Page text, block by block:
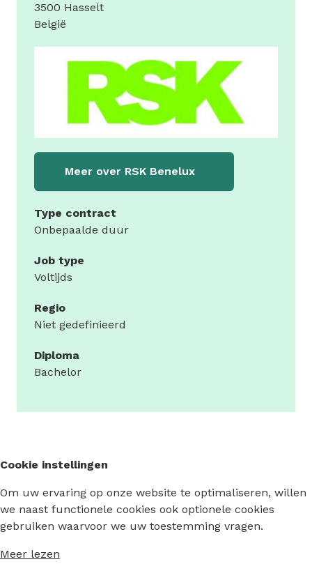
3500 Hasselt
België
Meer over RSK Benelux
Type contract
Onbepaalde duur
Job type
Voltijds
Regio
Niet gedefinieerd
Diploma
Bachelor
Cookie instellingen
Om uw ervaring op onze website te optimaliseren, willen
we naast functionele cookies ook optionele cookies
gebruiken waarvoor we uw toestemming vragen.
Meer lezen